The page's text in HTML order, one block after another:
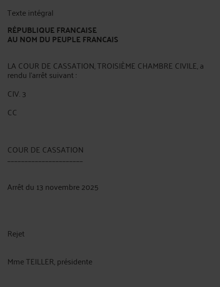
Texte intégral
RÉPUBLIQUE FRANCAISE
AU NOM DU PEUPLE FRANCAIS
LA COUR DE CASSATION, TROISIÈME CHAMBRE CIVILE, a
rendu l'arrêt suivant :
CIV. 3
CC
COUR DE CASSATION
______________________
Arrêt du 13 novembre 2025
Rejet
Mme TEILLER, présidente